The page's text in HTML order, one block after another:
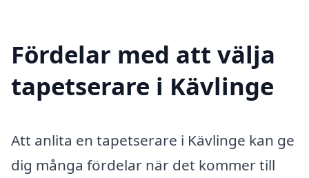
Fördelar med att välja
tapetserare i Kävlinge
Att anlita en tapetserare i Kävlinge kan ge
dig många fördelar när det kommer till